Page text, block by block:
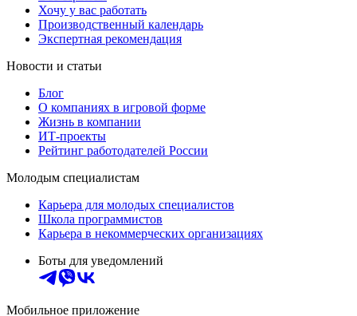
Хочу у вас работать
Производственный календарь
Экспертная рекомендация
Новости и статьи
Блог
О компаниях в игровой форме
Жизнь в компании
ИТ-проекты
Рейтинг работодателей России
Молодым специалистам
Карьера для молодых специалистов
Школа программистов
Карьера в некоммерческих организациях
Боты для уведомлений
Мобильное приложение